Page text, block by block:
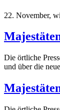
22. November,
Die örtliche
und über die